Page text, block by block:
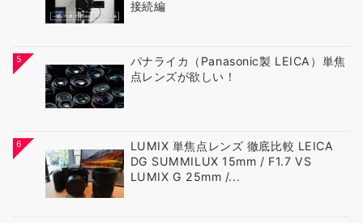
接続編
5
パナライカ（Panasonic製 LEICA）単焦
点レンズが欲しい！
6
LUMIX 単焦点レンズ 徹底比較 LEICA
DG SUMMILUX 15mm / F1.7 VS
LUMIX G 25mm /...